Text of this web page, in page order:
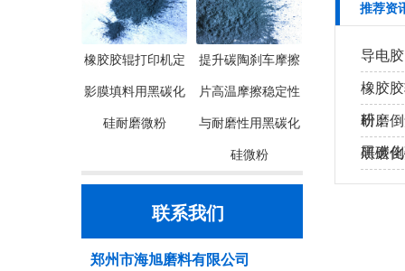
橡胶胶辊打印机定
影膜填料用黑碳化
硅耐磨微粉
提升碳陶刹车摩擦
片高温摩擦稳定性
与耐磨性用黑碳化
硅微粉
联系我们
郑州市海旭磨料有限公司
推荐资
导电
橡胶
粉…
研磨
黑碳
研磨
硅…